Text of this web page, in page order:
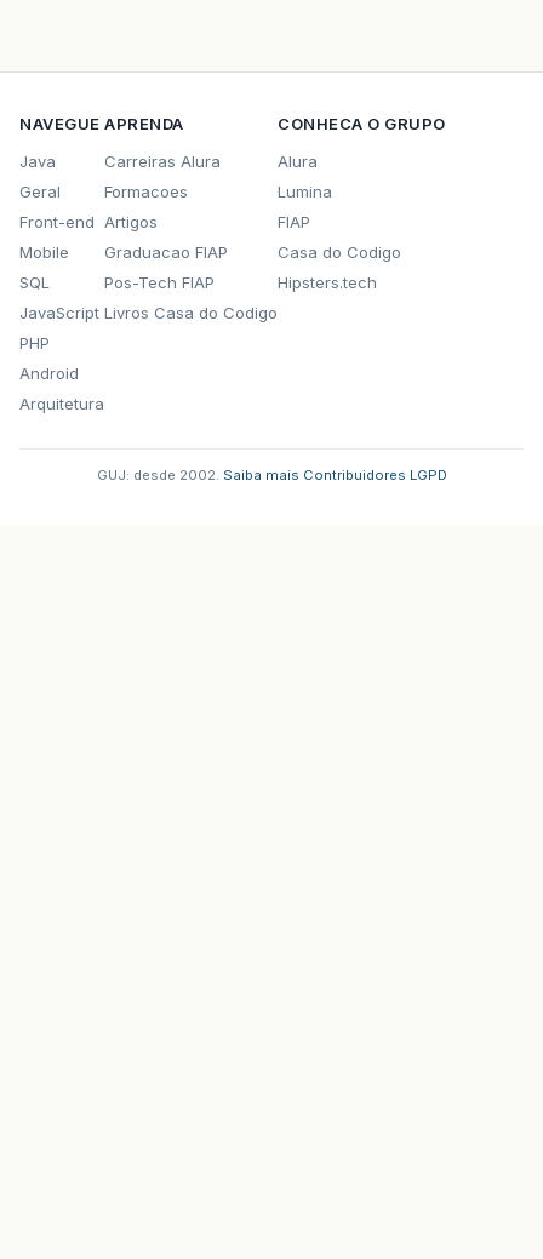
NAVEGUE
Java
Geral
Front-end
Mobile
SQL
JavaScript
PHP
Android
Arquitetura
APRENDA
Carreiras Alura
Formacoes
Artigos
Graduacao FIAP
Pos-Tech FIAP
Livros Casa do Codigo
CONHECA O GRUPO
Alura
Lumina
FIAP
Casa do Codigo
Hipsters.tech
GUJ: desde 2002. Saiba mais Contribuidores LGPD